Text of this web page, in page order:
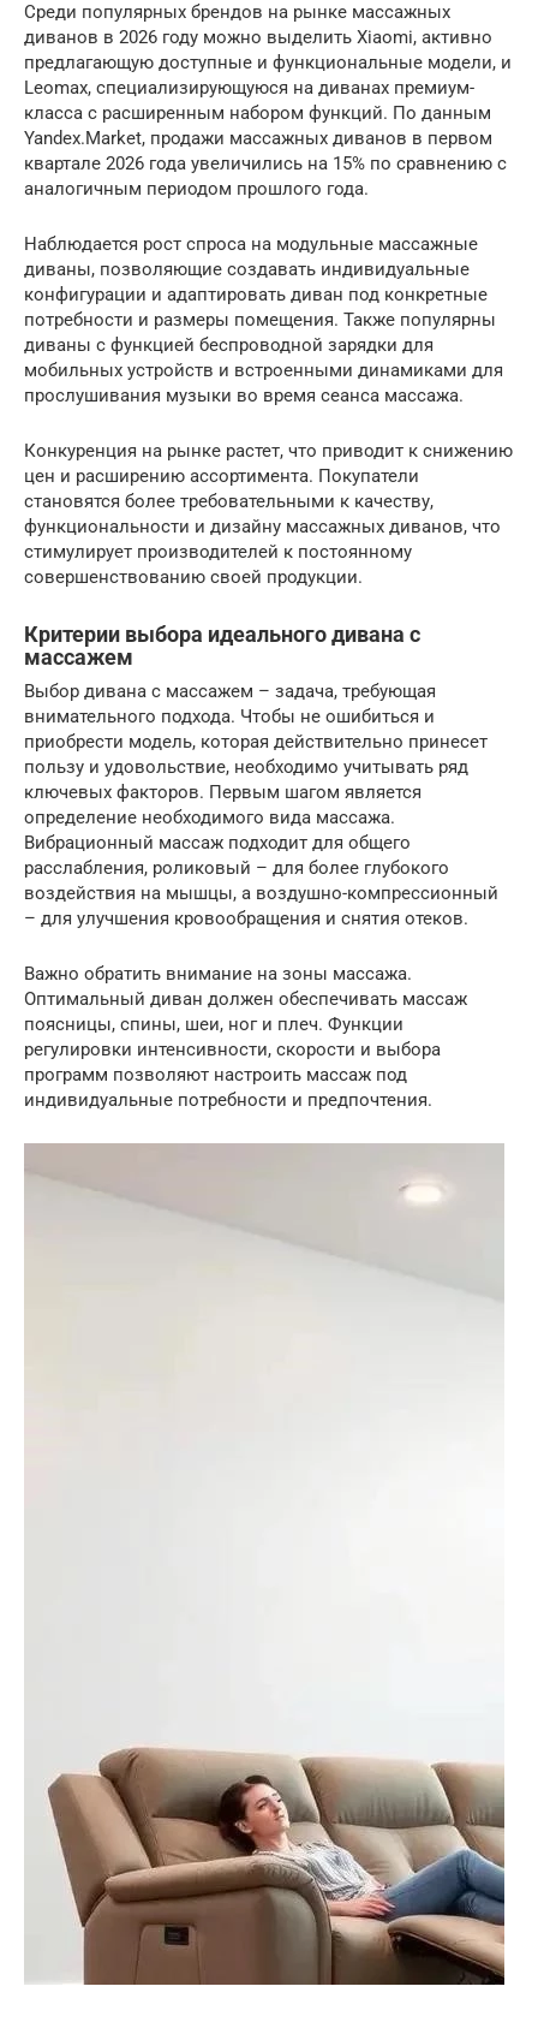
Среди популярных брендов на рынке массажных
диванов в 2026 году можно выделить Xiaomi, активно
предлагающую доступные и функциональные модели, и
Leomax, специализирующуюся на диванах премиум-
класса с расширенным набором функций. По данным
Yandex.Market, продажи массажных диванов в первом
квартале 2026 года увеличились на 15% по сравнению с
аналогичным периодом прошлого года.
Наблюдается рост спроса на модульные массажные
диваны, позволяющие создавать индивидуальные
конфигурации и адаптировать диван под конкретные
потребности и размеры помещения. Также популярны
диваны с функцией беспроводной зарядки для
мобильных устройств и встроенными динамиками для
прослушивания музыки во время сеанса массажа.
Конкуренция на рынке растет, что приводит к снижению
цен и расширению ассортимента. Покупатели
становятся более требовательными к качеству,
функциональности и дизайну массажных диванов, что
стимулирует производителей к постоянному
совершенствованию своей продукции.
Критерии выбора идеального дивана с
массажем
Выбор дивана с массажем – задача, требующая
внимательного подхода. Чтобы не ошибиться и
приобрести модель, которая действительно принесет
пользу и удовольствие, необходимо учитывать ряд
ключевых факторов. Первым шагом является
определение необходимого вида массажа.
Вибрационный массаж подходит для общего
расслабления, роликовый – для более глубокого
воздействия на мышцы, а воздушно-компрессионный
– для улучшения кровообращения и снятия отеков.
Важно обратить внимание на зоны массажа.
Оптимальный диван должен обеспечивать массаж
поясницы, спины, шеи, ног и плеч. Функции
регулировки интенсивности, скорости и выбора
программ позволяют настроить массаж под
индивидуальные потребности и предпочтения.